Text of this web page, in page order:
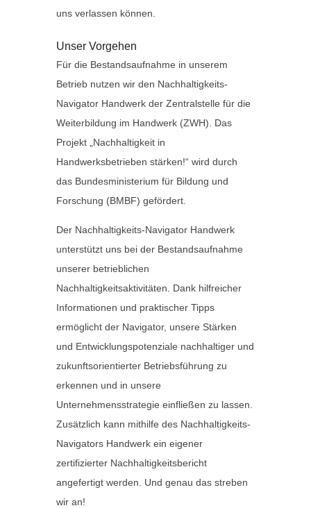
uns verlassen können.
Unser Vorgehen
Für die Bestandsaufnahme in unserem
Betrieb nutzen wir den Nachhaltigkeits-
Navigator Handwerk der Zentralstelle für die
Weiterbildung im Handwerk (ZWH). Das
Projekt „Nachhaltigkeit in
Handwerksbetrieben stärken!“ wird durch
das Bundesministerium für Bildung und
Forschung (BMBF) gefördert.
Der Nachhaltigkeits-Navigator Handwerk
unterstützt uns bei der Bestandsaufnahme
unserer betrieblichen
Nachhaltigkeitsaktivitäten. Dank hilfreicher
Informationen und praktischer Tipps
ermöglicht der Navigator, unsere Stärken
und Entwicklungspotenziale nachhaltiger und
zukunftsorientierter Betriebsführung zu
erkennen und in unsere
Unternehmensstrategie einfließen zu lassen.
Zusätzlich kann mithilfe des Nachhaltigkeits-
Navigators Handwerk ein eigener
zertifizierter Nachhaltigkeitsbericht
angefertigt werden. Und genau das streben
wir an!